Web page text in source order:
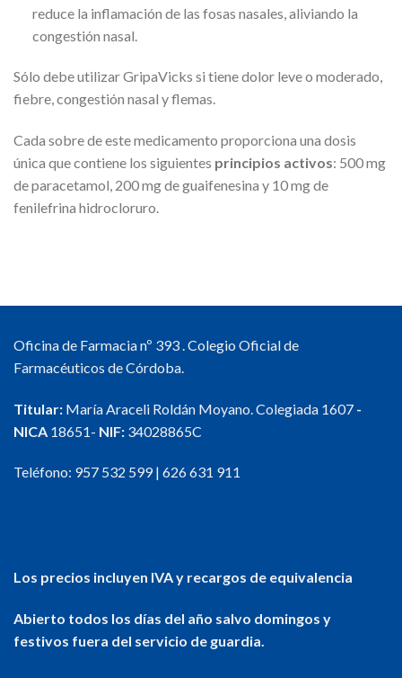
reduce la inflamación de las fosas nasales, aliviando la
congestión nasal.
Sólo debe utilizar GripaVicks si tiene dolor leve o moderado,
fiebre, congestión nasal y flemas.
Cada sobre de este medicamento proporciona una dosis
única que contiene los siguientes principios activos: 500 mg
de paracetamol, 200 mg de guaifenesina y 10 mg de
fenilefrina hidrocloruro.
Oficina de Farmacia nº 393 . Colegio Oficial de
Farmacéuticos de Córdoba.
Titular: María Araceli Roldán Moyano. Colegiada 1607 -
NICA 18651- NIF: 34028865C
Teléfono: 957 532 599| 626 631 911
Los precios incluyen IVA y recargos de equivalencia
Abierto todos los días del año salvo domingos y
festivos fuera del servicio de guardia.